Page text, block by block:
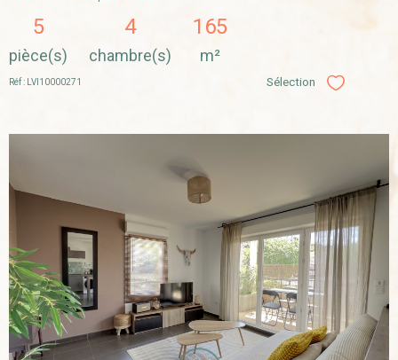
5
pièce(s)
4
chambre(s)
165
m²
Réf : LVI10000271 Sélection Sélectionner
VOIR LE
BIEN